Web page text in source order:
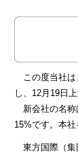
この度当社
し、12月19日
新会社の名
15%です。本
東方国際（